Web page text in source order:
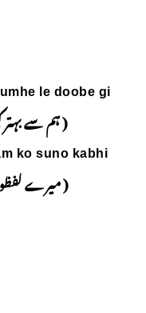
Hum se behtar ki
تمہیں لے ڈوبے گی )
Mere lafzon main
ماتم کو سنو کبھی )